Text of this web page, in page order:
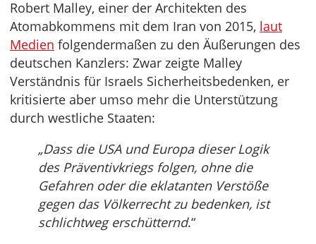
Robert Malley, einer der Architekten des
Atomabkommens mit dem Iran von 2015, laut
Medien folgendermaßen zu den Äußerungen des
deutschen Kanzlers: Zwar zeigte Malley
Verständnis für Israels Sicherheitsbedenken, er
kritisierte aber umso mehr die Unterstützung
durch westliche Staaten:
„Dass die USA und Europa dieser Logik
des Präventivkriegs folgen, ohne die
Gefahren oder die eklatanten Verstöße
gegen das Völkerrecht zu bedenken, ist
schlichtweg erschütternd.“